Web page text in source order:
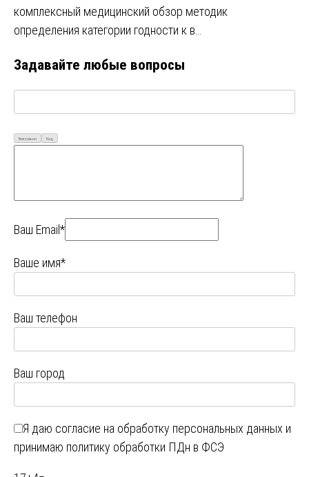
комплексный медицинский обзор методик
определения категории годности к в…
Задавайте любые вопросы
Визуально Код
Ваш Email*
Ваше имя*
Ваш телефон
Ваш город
Я даю согласие на обработку персональных данных и
принимаю политику обработки ПДн в ФСЭ